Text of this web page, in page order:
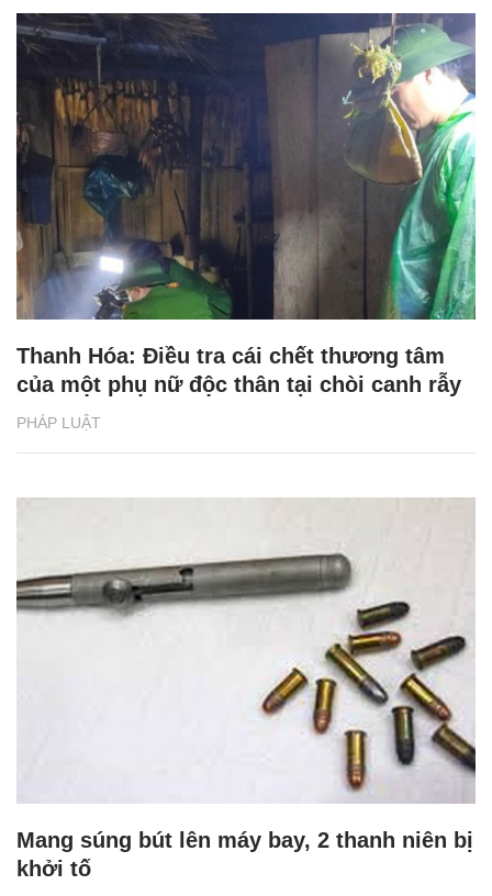
PHÁP LUẬT
Thanh Hóa: Điều tra cái chết thương tâm
của một phụ nữ độc thân tại chòi canh rẫy
Mang súng bút lên máy bay, 2 thanh niên bị
khởi tố